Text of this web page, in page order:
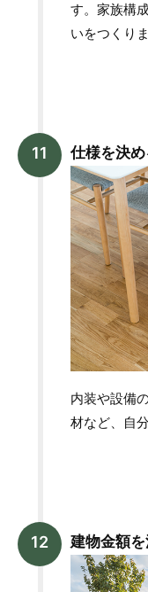
す。家族構
いをつくり
仕様を決め
内装や設備
材など、自
建物金額